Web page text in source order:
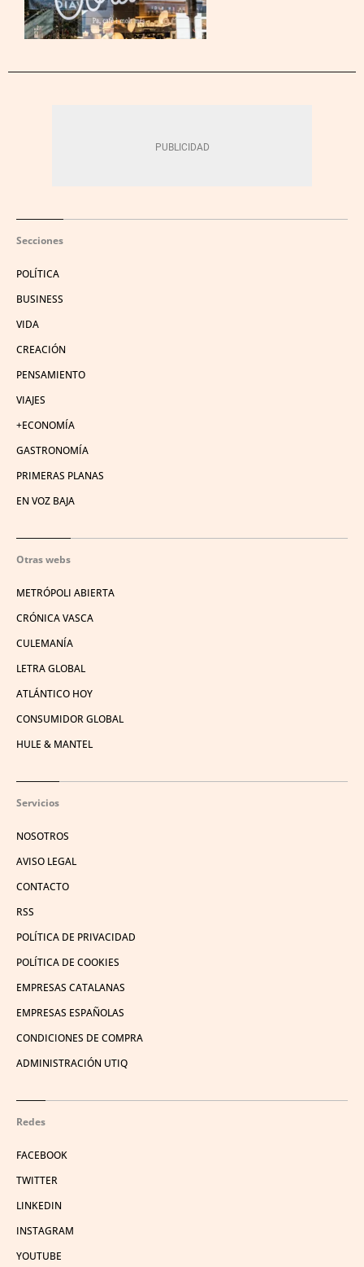
Secciones
POLÍTICA
BUSINESS
VIDA
CREACIÓN
PENSAMIENTO
VIAJES
+ECONOMÍA
GASTRONOMÍA
PRIMERAS PLANAS
EN VOZ BAJA
Otras webs
METRÓPOLI ABIERTA
CRÓNICA VASCA
CULEMANÍA
LETRA GLOBAL
ATLÁNTICO HOY
CONSUMIDOR GLOBAL
HULE & MANTEL
Servicios
NOSOTROS
AVISO LEGAL
CONTACTO
RSS
POLÍTICA DE PRIVACIDAD
POLÍTICA DE COOKIES
EMPRESAS CATALANAS
EMPRESAS ESPAÑOLAS
CONDICIONES DE COMPRA
ADMINISTRACIÓN UTIQ
Redes
FACEBOOK
TWITTER
LINKEDIN
INSTAGRAM
YOUTUBE